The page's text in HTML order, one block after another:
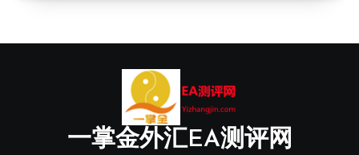
一掌金外汇EA测评网